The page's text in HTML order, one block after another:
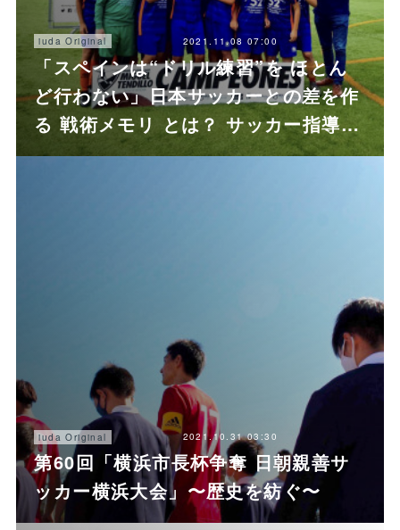
iuda Original 2021.11.08 07:00
「スペインは“ドリル練習”を ほとん
ど行わない」日本サッカーとの差を作
る 戦術メモリ とは？ サッカー指導…
iuda Original 2021.10.31 03:30
第60回「横浜市長杯争奪 日朝親善サ
ッカー横浜大会」〜歴史を紡ぐ〜